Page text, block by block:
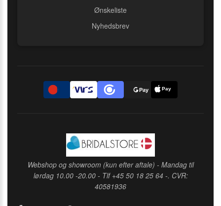
Ønskeliste
Nyhedsbrev
D Pay Pay
Webshop og showroom (kun efter aftale) - Mandag til
lørdag 10.00 -20.00 - Tlf +45 50 18 25 64 -. CVR:
40581936